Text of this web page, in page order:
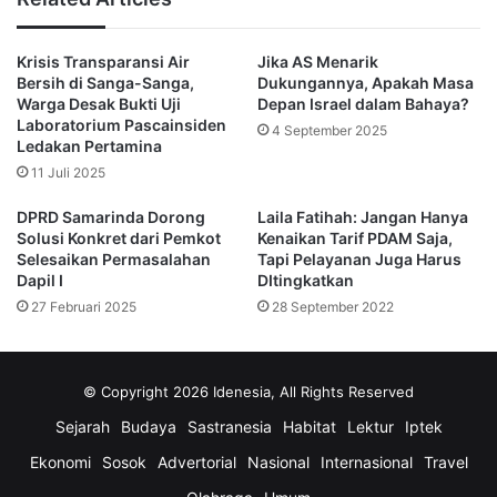
subsidi, kami minta langsung ke Disperkim, mereka siap
membantu. Ini bentuk akomodasi dari pemerintah,”
lanjutnya.
tinggal di lahan tersebut, Aditya menegaskan bahwa
berdasarkan status hukum, tanah tersebut merupakan aset
negara dan dapat dimanfaatkan untuk kepentingan umum,
dalam hal ini pengelolaan sampah perkotaan.
“Kami tidak ingin memperdebatkan kebijakan masa lalu.
Kami berkewajiban menatanya untuk kepentingan
kepada warga telah dihitung berdasarkan harga sewa rata-
rata di Kelurahan Baqa, yakni sekitar Rp9 juta per tahun.
Bantuan tersebut diharapkan mampu meringankan beban
Krisis Transparansi Air
Bersih di Sanga-Sanga,
Warga Desak Bukti Uji
Laboratorium Pascainsiden
Ledakan Pertamina
11 Juli 2025
Jika AS Menarik
Dukungannya, Apakah Masa
Depan Israel dalam Bahaya?
4 September 2025
DPRD Samarinda Dorong
Solusi Konkret dari Pemkot
Selesaikan Permasalahan
Dapil I
27 Februari 2025
Laila Fatihah: Jangan Hanya
Kenaikan Tarif PDAM Saja,
Tapi Pelayanan Juga Harus
DItingkatkan
28 September 2022
© Copyright 2026 Idenesia, All Rights Reserved
Sejarah Budaya Sastranesia Habitat Lektur
Iptek
Ekonomi
Sosok Advertorial Nasional Internasional
Travel